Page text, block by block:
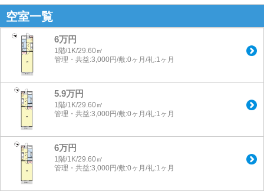
空室一覧
6万円
1階/1K/29.60㎡
管理・共益:3,000円/敷:0ヶ月/礼:1ヶ月
5.9万円
1階/1K/29.60㎡
管理・共益:3,000円/敷:0ヶ月/礼:1ヶ月
6万円
1階/1K/29.60㎡
管理・共益:3,000円/敷:0ヶ月/礼:1ヶ月